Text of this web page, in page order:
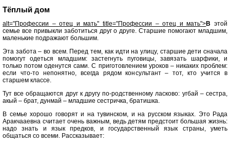
Тёплый дом
alt="Профессии – отец и мать" title="Профессии – отец и мать">В этой
семье все привыкли заботиться друг о друге. Старшие помогают младшим,
маленькие подражают большим.
Эта забота – во всем. Перед тем, как идти на улицу, старшие дети сначала
помогут одеться младшим: застегнуть пуговицы, завязать шарфики, и
только потом оденутся сами. С приготовлением уроков – никаких проблем:
если что-то непонятно, всегда рядом консультант – тот, кто учится в
старшем классе.
Тут все обращаются друг к другу по-родственному ласково: угбай – сестра,
акый – брат, дунмай – младшие сестричка, братишка.
В семье хорошо говорят и на тувинском, и на русском языках. Это Рада
Аракчааевна считает очень важным, ведь детям предстоит большая жизнь:
надо знать и язык предков, и государственный язык страны, уметь
общаться со всеми. Рассказывает: